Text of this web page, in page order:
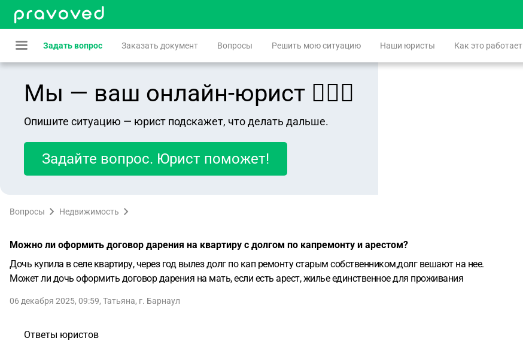
Задать вопрос Заказать документ Вопросы Решить мою ситуацию Наши юристы Как это работает
Мы — ваш онлайн-юрист 👨🏻‍⚖️
Опишите ситуацию — юрист подскажет, что делать дальше.
Задайте вопрос. Юрист поможет!
Вопросы Недвижимость
Можно ли оформить договор дарения на квартиру с долгом по капремонту и арестом?
Дочь купила в селе квартиру, через год вылез долг по кап ремонту старым собственником,долг вешают на нее.
Может ли дочь оформить договор дарения на мать, если есть арест, жилье единственное для проживания
06 декабря 2025, 09:59, Татьяна, г. Барнаул
Ответы юристов